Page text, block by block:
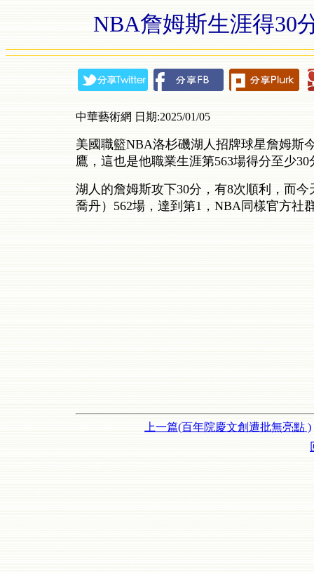
NBA詹姆斯生涯得30
中華藝術網 日期:2025/01/05
美國職籃NBA洛杉磯湖人招牌球星詹姆斯
鷹，這也是他職業生涯第563場得分至少
湖人的詹姆斯攻下30分，有8次順利，而
喬丹）562場，達到第1，NBA同樣官方社
上一篇(百年院慶文創遭批無亮點 )